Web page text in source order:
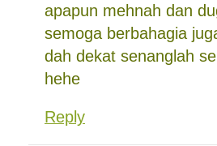
apapun mehnah dan
semoga berbahagia
dah dekat senanglah
hehe
Reply